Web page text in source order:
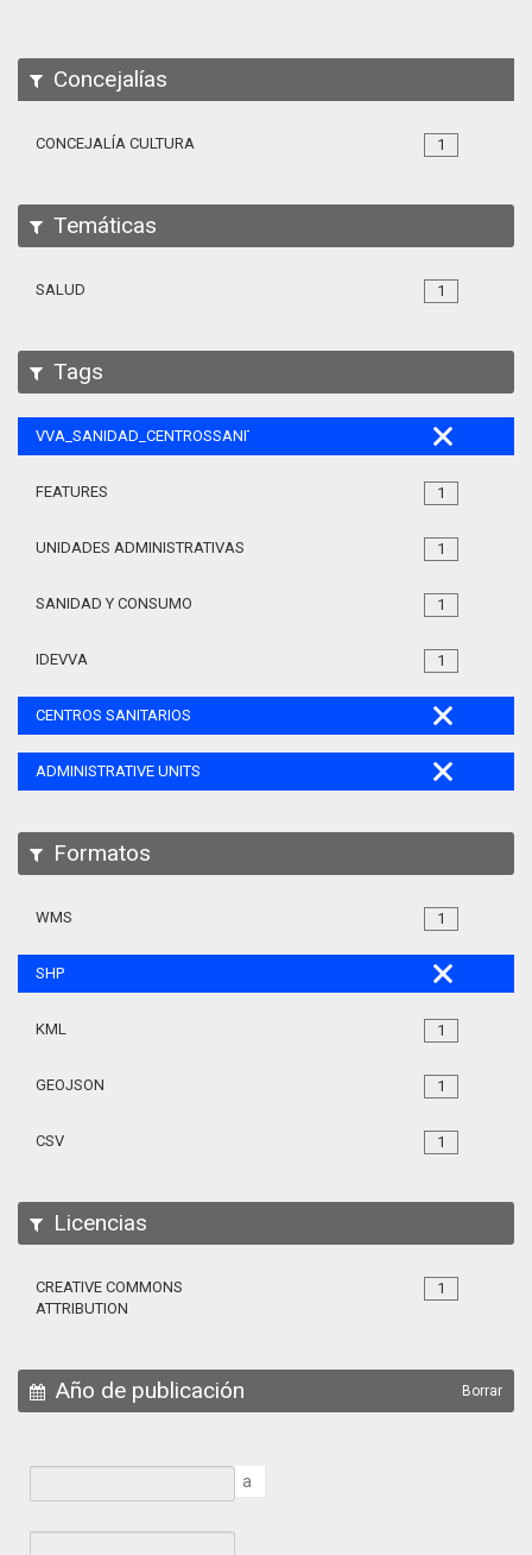
Concejalías
1
CONCEJALÍA CULTURA
Temáticas
1
SALUD
Tags
VVA_SANIDAD_CENTROSSANITARIOS_105
1
FEATURES
1
UNIDADES ADMINISTRATIVAS
1
SANIDAD Y CONSUMO
1
IDEVVA
CENTROS SANITARIOS
ADMINISTRATIVE UNITS
Formatos
1
WMS
SHP
1
KML
1
GEOJSON
1
CSV
Licencias
1
CREATIVE COMMONS
ATTRIBUTION
Año de publicación Borrar
a